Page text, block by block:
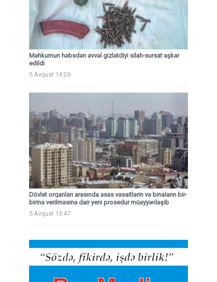
Məhkumun həbsdən əvvəl gizlətdiyi silah-sursat aşkar
edildi
5 Avqust 14:29
Dövlət orqanları arasında əsas vəsaitlərin və binaların bir-
birinə verilməsinə dair yeni prosedur müəyyənləşib
5 Avqust 13:47